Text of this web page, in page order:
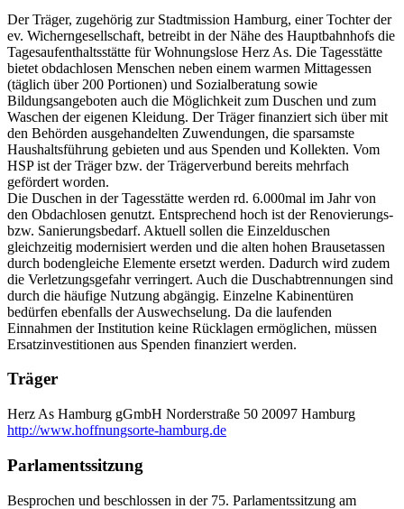
Der Träger, zugehörig zur Stadtmission Hamburg, einer Tochter der
ev. Wicherngesellschaft, betreibt in der Nähe des Hauptbahnhofs die
Tagesaufenthaltsstätte für Wohnungslose Herz As. Die Tagesstätte
bietet obdachlosen Menschen neben einem warmen Mittagessen
(täglich über 200 Portionen) und Sozialberatung sowie
Bildungsangeboten auch die Möglichkeit zum Duschen und zum
Waschen der eigenen Kleidung. Der Träger finanziert sich über mit
den Behörden ausgehandelten Zuwendungen, die sparsamste
Haushaltsführung gebieten und aus Spenden und Kollekten. Vom
HSP ist der Träger bzw. der Trägerverbund bereits mehrfach
gefördert worden.
Die Duschen in der Tagesstätte werden rd. 6.000mal im Jahr von
den Obdachlosen genutzt. Entsprechend hoch ist der Renovierungs-
bzw. Sanierungsbedarf. Aktuell sollen die Einzelduschen
gleichzeitig modernisiert werden und die alten hohen Brausetassen
durch bodengleiche Elemente ersetzt werden. Dadurch wird zudem
die Verletzungsgefahr verringert. Auch die Duschabtrennungen sind
durch die häufige Nutzung abgängig. Einzelne Kabinentüren
bedürfen ebenfalls der Auswechselung. Da die laufenden
Einnahmen der Institution keine Rücklagen ermöglichen, müssen
Ersatzinvestitionen aus Spenden finanziert werden.
Träger
Herz As Hamburg gGmbH Norderstraße 50 20097 Hamburg
http://www.hoffnungsorte-hamburg.de
Parlamentssitzung
Besprochen und beschlossen in der 75. Parlamentssitzung am